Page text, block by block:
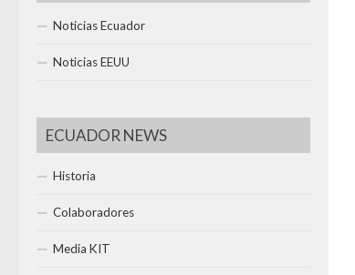
Noticias Ecuador
Noticias EEUU
ECUADOR NEWS
Historia
Colaboradores
Media KIT